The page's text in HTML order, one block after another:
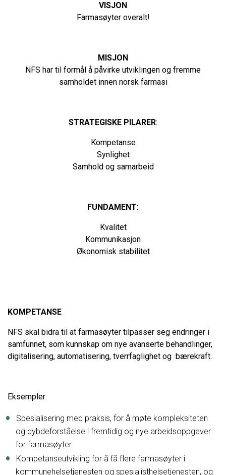
VISJON
Farmasøyter overalt!
MISJON
NFS har til formål å påvirke utviklingen og fremme
samholdet innen norsk farmasi
STRATEGISKE PILARER:
Kompetanse
Synlighet
Samhold og samarbeid
FUNDAMENT:
Kvalitet
Kommunikasjon
Økonomisk stabilitet
KOMPETANSE
NFS skal bidra til at farmasøyter tilpasser seg endringer i
samfunnet, som kunnskap om nye avanserte behandlinger,
digitalisering, automatisering, tverrfaglighet og bærekraft.
Eksempler:
Spesialisering med praksis, for å møte kompleksiteten
og dybdeforståelse i fremtidig og nye arbeidsoppgaver
for farmasøyter
Kompetanseutvikling for å få flere farmasøyter i
kommunehelsetjenesten og spesialisthelsetjenesten, og